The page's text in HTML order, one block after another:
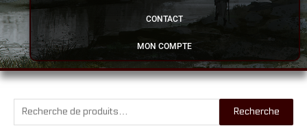
CONTACT
MON COMPTE
Recherche
pour :
Recherche